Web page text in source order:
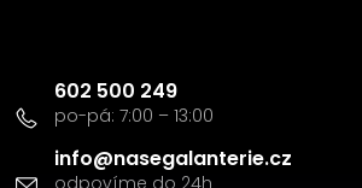
info@nasegalanterie.cz
602 500 249